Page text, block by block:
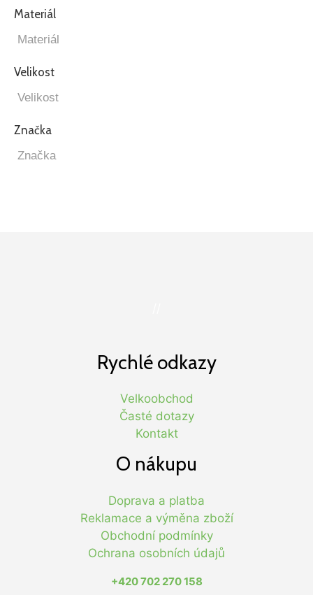
Materiál
Velikost
Značka
Rychlé odkazy
Velkoobchod
Časté dotazy
Kontakt
O nákupu
Doprava a platba
Reklamace a výměna zboží
Obchodní podmínky
Ochrana osobních údajů
+420 702 270 158